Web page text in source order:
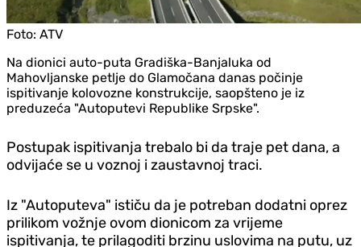
Foto: ATV
Na dionici auto-puta Gradiška-Banjaluka od
Mahovljanske petlje do Glamočana danas počinje
ispitivanje kolovozne konstrukcije, saopšteno je iz
preduzeća "Autoputevi Republike Srpske".
Postupak ispitivanja trebalo bi da traje pet dana, a
odvijaće se u voznoj i zaustavnoj traci.
Iz "Autoputeva" ističu da je potreban dodatni oprez
prilikom vožnje ovom dionicom za vrijeme
ispitivanja, te prilagoditi brzinu uslovima na putu, uz